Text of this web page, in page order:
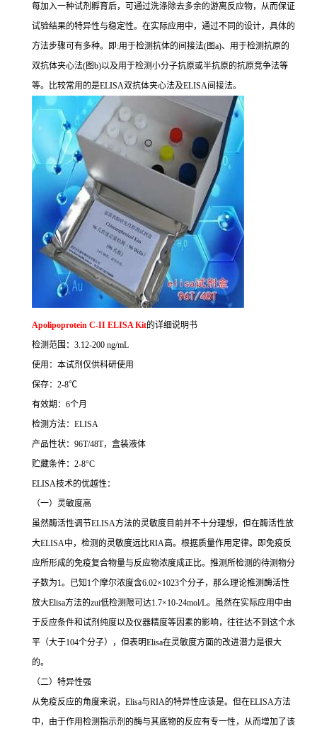
每加入一种试剂孵育后，可通过洗涤除去多余的游离反应物，从而保证
试验结果的特异性与稳定性。在实际应用中，通过不同的设计，具体的
方法步骤可有多种。即:用于检测抗体的间接法(图a)、用于检测抗原的
双抗体夹心法(图b)以及用于检测小分子抗原或半抗原的抗原竞争法等
等。比较常用的是ELISA双抗体夹心法及ELISA间接法。
Apolipoprotein C-II ELISA Kit的详细说明书
检测范围： 3.12-200 ng/mL
使用：本试剂仅供科研使用
保存： 2-8℃
有效期： 6个月
检测方法： ELISA
产品性状： 96T/48T，盒装液体
贮藏条件： 2-8°C
ELISA技术的优越性：
（一）灵敏度高
虽然酶活性调节ELISA方法的灵敏度目前并不十分理想，但在酶活性放
大ELISA中，检测的灵敏度远比RIA高。根据质量作用定律。即免疫反
应所形成的免疫复合物量与反应物浓度成正比。推测所检测的待测物分
子数为1。已知 1个摩尔浓度含6.02×1023个分子，那么理论推测酶活性
放大Elisa方法的zui低检测限可达1.7×10-24mol/L。虽然在实际应用中由
于反应条件和试剂纯度以及仪器精度等因素的影响，往往达不到这个水
平（大于104个分子），但表明Elisa在灵敏度方面的改进潜力是很大
的。
（二）特异性强
从免疫反应的角度来说， Elisa与RIA的特异性应该是。但在ELISA方法
中，由于作用检测指示剂的酶与其底物的反应有专一性，从而增加了该